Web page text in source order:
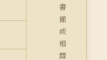
書
館
或
相
關